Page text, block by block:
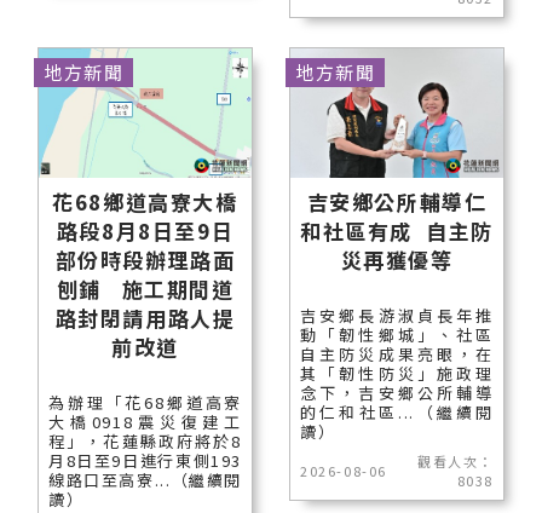
花68鄉道高寮大橋
路段8月8日至9日
部份時段辦理路面
刨鋪 施工期間道
路封閉請用路人提
前改道
為辦理「花68鄉道高寮
大橋0918震災復建工
程」，花蓮縣政府將於8
月8日至9日進行東側193
線路口至高寮...（繼續閱
讀）
地方新聞
吉安鄉公所輔導仁
和社區有成 自主防
災再獲優等
吉安鄉長游淑貞長年推
動「韌性鄉城」、社區
自主防災成果亮眼，在
其「韌性防災」施政理
念下，吉安鄉公所輔導
的仁和社區...（繼續閱
讀）
2026-08-06
觀看人次：
8038
地方新聞